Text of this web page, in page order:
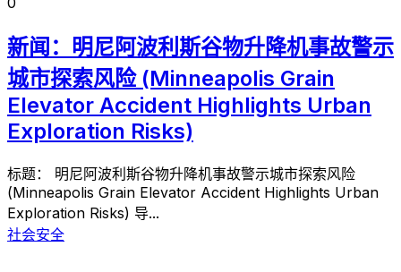
新闻：明尼阿波利斯谷物升降机事故警示
城市探索风险 (Minneapolis Grain
Elevator Accident Highlights Urban
Exploration Risks)
标题： 明尼阿波利斯谷物升降机事故警示城市探索风险
(Minneapolis Grain Elevator Accident Highlights Urban
Exploration Risks) 导...
社会安全